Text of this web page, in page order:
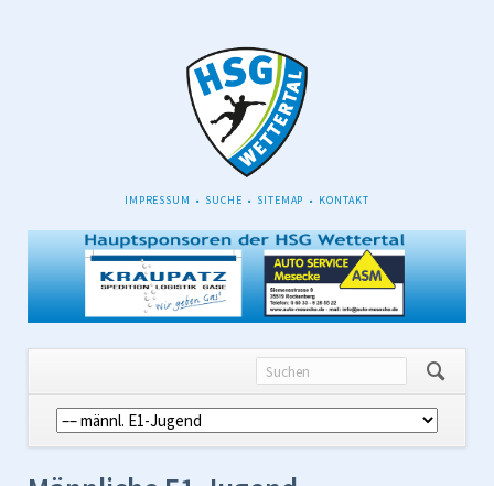
NAVIGATION
IMPRESSUM SUCHE SITEMAP KONTAKT
Navigation
überspringen